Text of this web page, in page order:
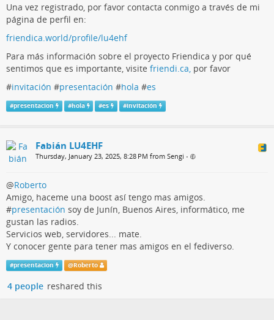
Una vez registrado, por favor contacta conmigo a través de mi
página de perfil en:
friendica.world/profile/lu4ehf
Para más información sobre el proyecto Friendica y por qué
sentimos que es importante, visite friendi.ca, por favor
#invitación #presentación #hola #es
#presentacion #hola #es #invitación
Fabián LU4EHF
Thursday, January 23, 2025, 8:28 PM from Sengi •
@Roberto
Amigo, haceme una boost así tengo mas amigos.
#presentación soy de Junín, Buenos Aires, informático, me
gustan las radios.
Servicios web, servidores... mate.
Y conocer gente para tener mas amigos en el fediverso.
#presentacion @Roberto
4 people reshared this